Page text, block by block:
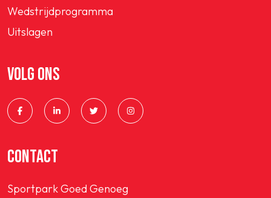
Wedstrijdprogramma
Uitslagen
VOLG ONS
CONTACT
Sportpark Goed Genoeg